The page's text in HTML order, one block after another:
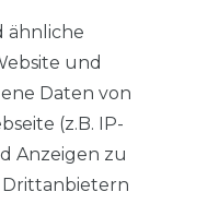
ähnliche
und
Daten von
(z.B. IP-
Anzeigen zu
Drittanbietern